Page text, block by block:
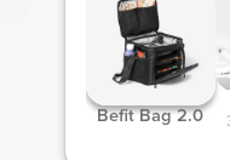
Befit Bag 2.0